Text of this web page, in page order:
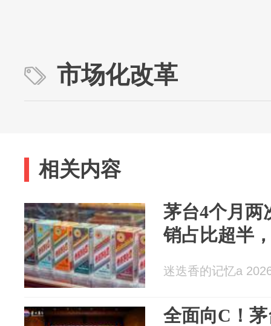
市场化改革
相关内容
茅台4个月两
销占比超半
迷迭香的记忆a
全面向C！